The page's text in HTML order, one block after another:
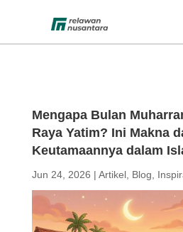
Mengapa Bulan
Raya Yatim? Ini Makna
Keutamaannya dalam
Jun 24, 2026 | Artikel, Blog